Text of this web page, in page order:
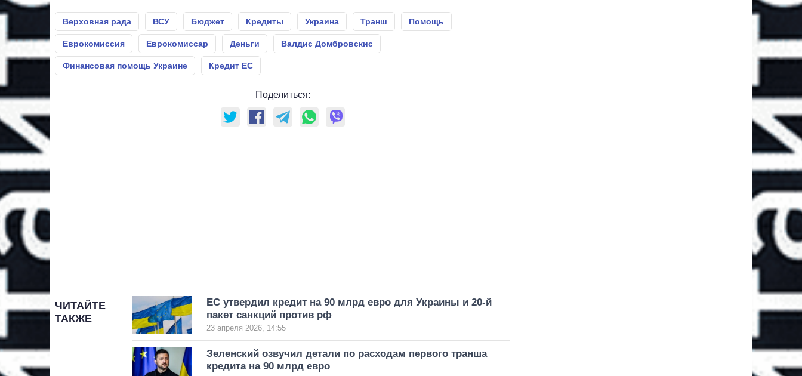
Верховная рада ВСУ Бюджет Кредиты Украина Транш Помощь
Еврокомиссия Еврокомиссар Деньги Валдис Домбровскис
Финансовая помощь Украине Кредит ЕС
Поделиться:
ЧИТАЙТЕ
ТАКЖЕ
ЕС утвердил кредит на 90 млрд евро для Украины и 20-й
пакет санкций против рф
23 апреля 2026, 14:55
Зеленский озвучил детали по расходам первого транша
кредита на 90 млрд евро